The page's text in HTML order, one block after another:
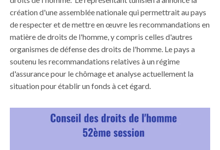
création d'une assemblée nationale qui permettrait au pays
de respecter et de mettre en œuvre les recommandations en
matière de droits de l'homme, y compris celles d'autres
organismes de défense des droits de l'homme. Le pays a
soutenu les recommandations relatives à un régime
d'assurance pour le chômage et analyse actuellement la
situation pour établir un fonds à cet égard.